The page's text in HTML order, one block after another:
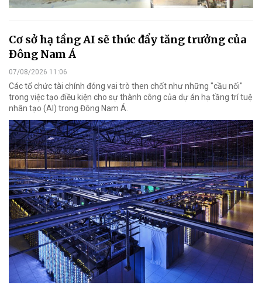
Cơ sở hạ tầng AI sẽ thúc đẩy tăng trưởng của
Đông Nam Á
07/08/2026 11:06
Các tổ chức tài chính đóng vai trò then chốt như những "cầu nối"
trong việc tạo điều kiện cho sự thành công của dự án hạ tầng trí tuệ
nhân tạo (AI) trong Đông Nam Á.